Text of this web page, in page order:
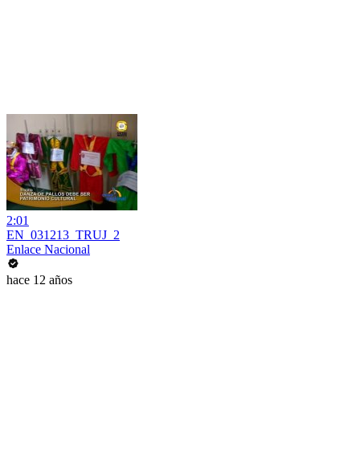
2:01
EN_031213_TRUJ_2
Enlace Nacional
hace 12 años